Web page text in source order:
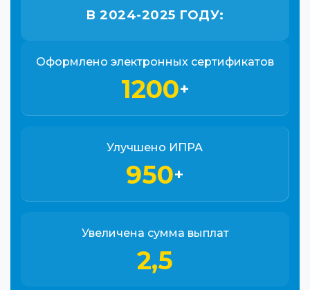
В 2024-2025 ГОДУ:
Оформлено электронных сертификатов
1200+
Улучшено ИПРА
950+
Увеличена сумма выплат
2,5